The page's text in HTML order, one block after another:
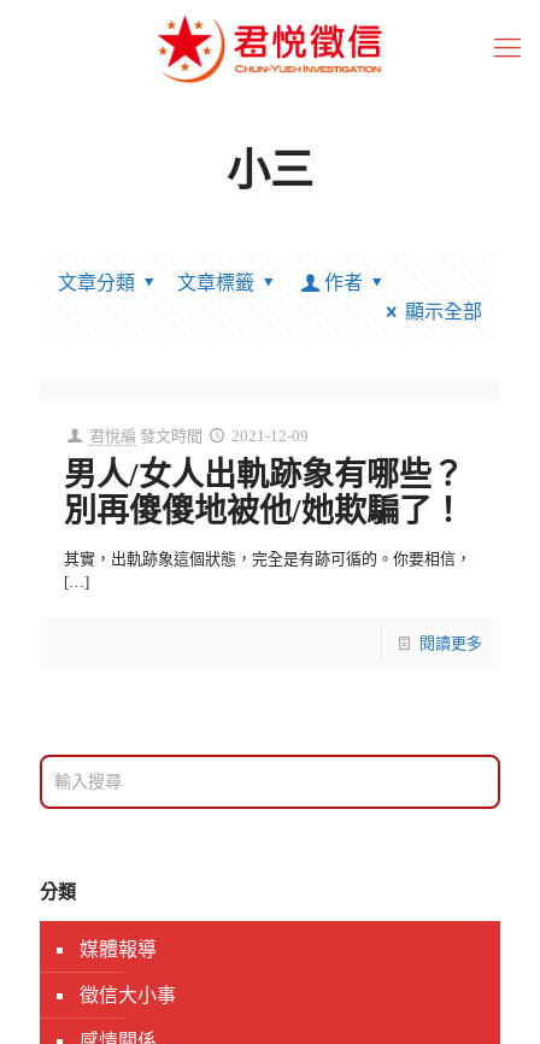
小三
文章分類 文章標籤
作者
顯示全部
君悅編 發文時間 2021-12-09
男人/女人出軌跡象有哪些？
別再傻傻地被他/她欺騙了！
其實，出軌跡象這個狀態，完全是有跡可循的。你要相信，
[…]
閱讀更多
分類
媒體報導
徵信大小事